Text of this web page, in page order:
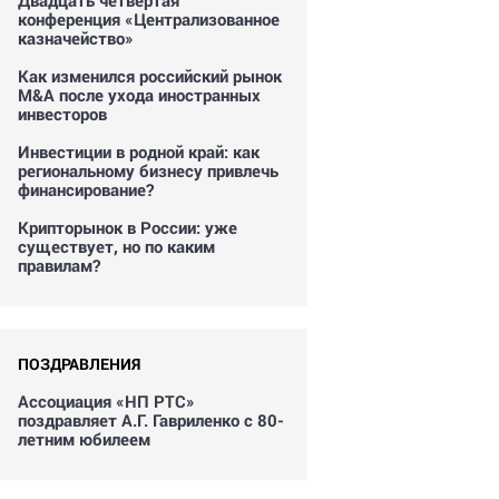
конференция «Централизованное
казначейство»
Как изменился российский рынок
M&A после ухода иностранных
инвесторов
Инвестиции в родной край: как
региональному бизнесу привлечь
финансирование?
Крипторынок в России: уже
существует, но по каким
правилам?
ПОЗДРАВЛЕНИЯ
Ассоциация «НП РТС»
поздравляет А.Г. Гавриленко с 80-
летним юбилеем